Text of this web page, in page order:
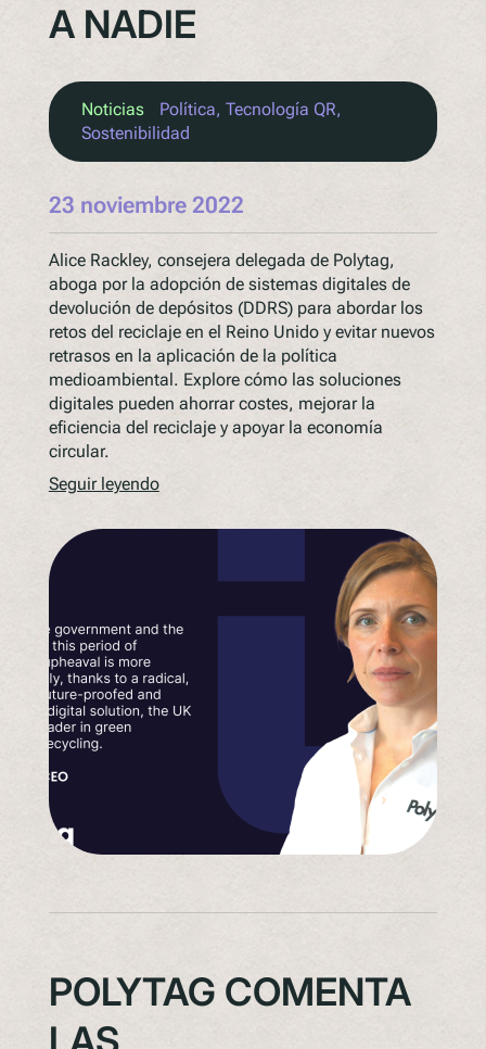
A NADIE
Noticias Política, Tecnología QR
Sostenibilidad
23 noviembre 2022
Alice Rackley, consejera delegada de Polytag,
aboga por la adopción de sistemas digitales de
devolución de depósitos (DDRS) para abordar los
retos del reciclaje en el Reino Unido y evitar nuevos
retrasos en la aplicación de la política
medioambiental. Explore cómo las soluciones
digitales pueden ahorrar costes, mejorar la
eficiencia del reciclaje y apoyar la economía
circular.
Seguir leyendo
POLYTAG COMENTA